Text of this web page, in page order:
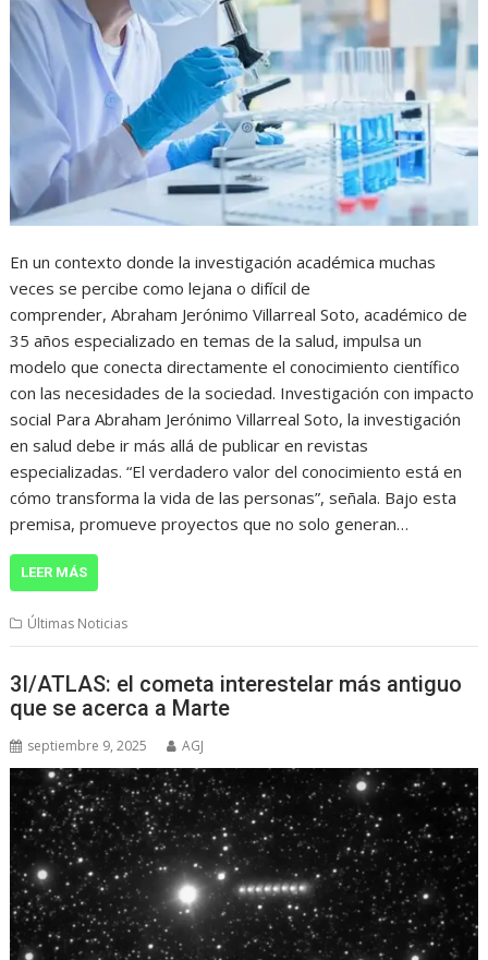
En un contexto donde la investigación académica muchas
veces se percibe como lejana o difícil de
comprender, Abraham Jerónimo Villarreal Soto, académico de
35 años especializado en temas de la salud, impulsa un
modelo que conecta directamente el conocimiento científico
con las necesidades de la sociedad. Investigación con impacto
social Para Abraham Jerónimo Villarreal Soto, la investigación
en salud debe ir más allá de publicar en revistas
especializadas. “El verdadero valor del conocimiento está en
cómo transforma la vida de las personas”, señala. Bajo esta
premisa, promueve proyectos que no solo generan…
LEER MÁS
Últimas Noticias
3I/ATLAS: el cometa interestelar más antiguo
que se acerca a Marte
septiembre 9, 2025 AGJ